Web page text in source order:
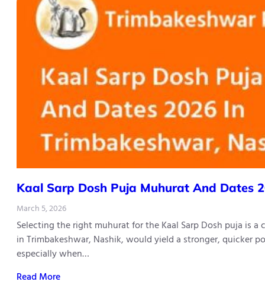
Kaal​‍​‌‍​‍‌​‍​‌‍​‍‌ Sarp Dosh Puja Muhurat And Dates
March 5, 2026
Selecting the right muhurat for the Kaal Sarp Dosh puja is
in Trimbakeshwar, Nashik, would yield a stronger, quicker
especially when…
Read More